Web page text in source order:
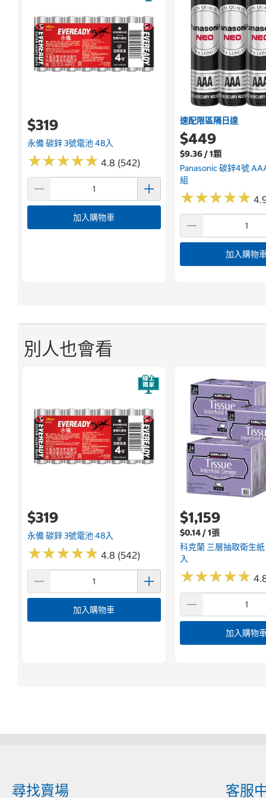
$319
永備 碳鋅 3號電池 48入
★★★★★
★★★★★ 4.8 (542)
加入購物車
速配限區隔日達
$449
$9.36 / 1顆
Panasonic 碳鋅4號
組
★★★★★
★★★★★
加入購物
別人也會看
$319
永備 碳鋅 3號電池 48入
★★★★★
★★★★★ 4.8 (542)
加入購物車
$1,159
$0.14 / 1張
科克蘭 三層抽取衛生紙
入
★★★★★
★★★★★
加入購物
尋找賣場 客服